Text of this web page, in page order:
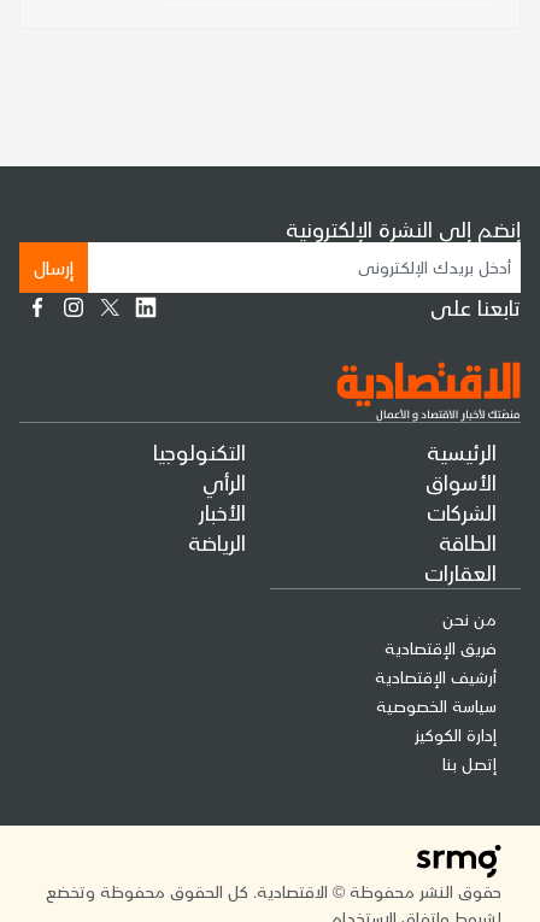
الرئيسية
الأسواق
الشركات
الطاقة
العقارات
التكنولوجيا
الرأي
الأخبار
الرياضة
من نحن
فريق الإقتصادية
أرشيف الإقتصادية
سياسة الخصوصية
إدارة الكوكيز
إتصل بنا
إنضم إلى النشرة الإلكترونية
إرسال
تابعنا على
حقوق النشر محفوظة © الاقتصادية. كل الحقوق محفوظة وتخضع
لشروط واتفاق الاستخدام.